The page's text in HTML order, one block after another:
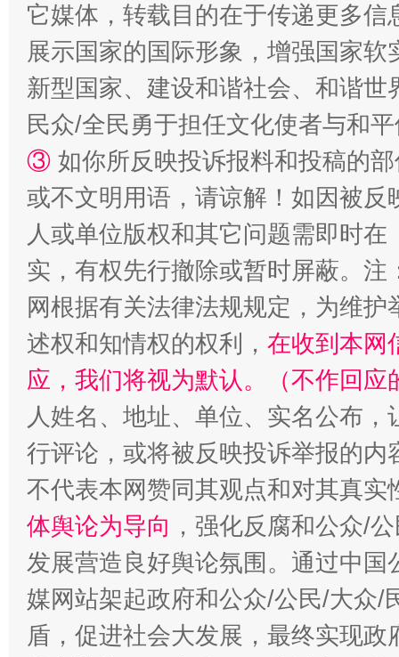
扯下公款旅游的“隐身衣” 如何以
“蜀中异人”王建安的艺术幻境
它媒体，转载目的在于传递更多
展示国家的国际形象，增强国家
新型国家、建设和谐社会、和谐
民众/全民勇于担任文化使者与和
③ 如你所反映投诉报料和投稿的
或不文明用语，请谅解！如因被
人或单位版权和其它问题需即时在
实，有权先行撤除或暂时屏蔽。
网根据有关法律法规规定，为维
述权和知情权的权利， 在收到本网
应，我们将视为默认。（不作回应
人姓名、地址、单位、实名公布
行评论，或将被反映投诉举报的
不代表本网赞同其观点和对其真实
体舆论为导向 ，强化反腐和公众/
发展营造良好舆论氛围。通过中
媒网站架起政府和公众/公民/大众/
盾，促进社会大发展，最终实现